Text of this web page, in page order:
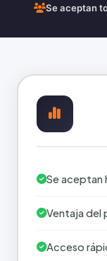
Se aceptan
Se aceptan
Ventaja del
Acceso